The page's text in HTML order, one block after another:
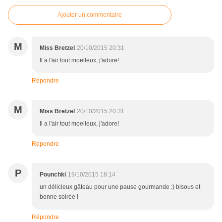
Ajouter un commentaire
M Miss Bretzel 20/10/2015 20:31
Il a l'air tout moelleux, j'adore!
Répondre
M Miss Bretzel 20/10/2015 20:31
Il a l'air tout moelleux, j'adore!
Répondre
P Pounchki 19/10/2015 18:14
un délicieux gâteau pour une pause gourmande :) bisous et
bonne soirée !
Répondre